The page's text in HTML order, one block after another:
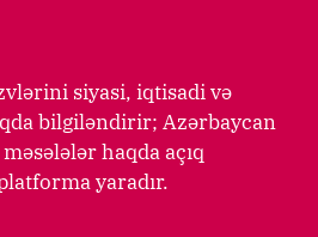
siyasi, iqtisadi və
bilgiləndirir; Azərbaycan
haqda açıq
yaradır.